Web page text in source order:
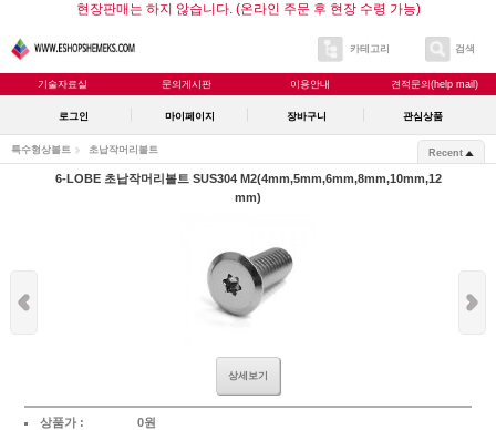
현장판매는 하지 않습니다. (온라인 주문 후 현장 수령 가능)
카테고리 검색
기술자료실 문의게시판 이용안내 견적문의(help mail)
로그인 마이페이지 장바구니 관심상품
특수형상볼트 초납작머리볼트 Recent
6-LOBE 초납작머리볼트 SUS304 M2(4mm,5mm,6mm,8mm,10mm,12
mm)
상세보기
상품가 :
0원